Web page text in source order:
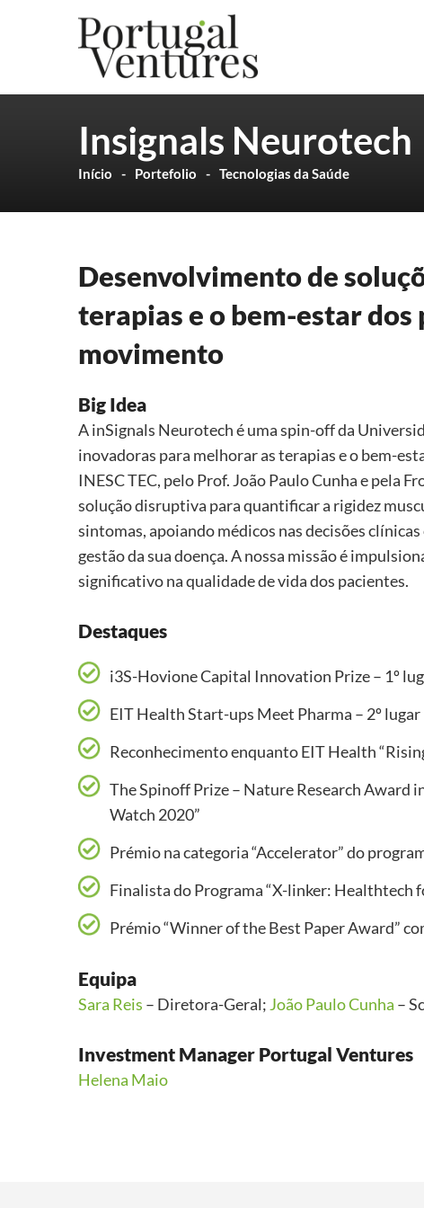
Insignals Neurotech
Início Portefolio Tecnologias da Saúde
Desenvolvimento de
terapias e o bem-estar
movimento
Big Idea
A inSignals Neurotech é uma spin-off da
inovadoras para melhorar as terapias e o bem-
INESC TEC, pelo Prof. João Paulo Cunha e pela
solução disruptiva para quantificar a rigidez
sintomas, apoiando médicos nas decisões
gestão da sua doença. A nossa missão é
significativo na qualidade de vida dos pacientes.
Destaques
i3S-Hovione Capital Innovation Prize – 1º
EIT Health Start-ups Meet Pharma – 2º lugar
Reconhecimento enquanto EIT Health
The Spinoff Prize – Nature Research Award
Watch 2020”
Prémio na categoria “Accelerator” do
Finalista do Programa “X-linker:
Prémio “Winner of the Best Paper Award”
Equipa
Sara Reis – Diretora-Geral; João Paulo Cunha –
Investment Manager Portugal Ventures
Helena Maio